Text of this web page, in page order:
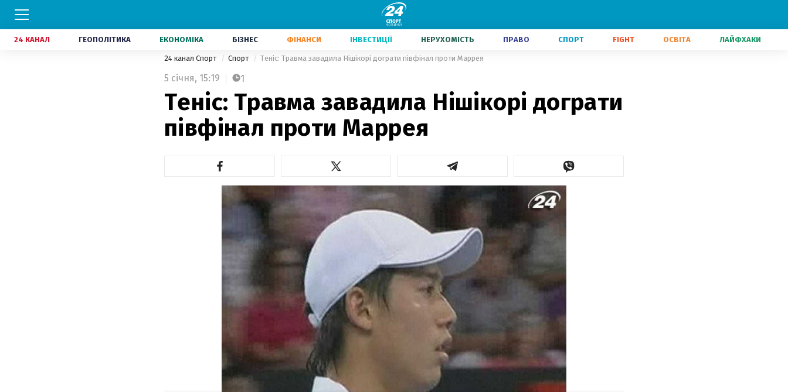
24 КАНАЛ ГЕОПОЛІТИКА ЕКОНОМІКА БІЗНЕС ФІНАНСИ ІНВЕСТИЦІЇ НЕРУХОМІСТЬ ПРАВО СПОРТ FIGHT ОСВІТА ЛАЙФХАКИ
24 канал Спорт Спорт Теніс: Травма завадила Нішікорі дограти півфінал проти Маррея
5 січня, 15:19 1
Теніс: Травма завадила Нішікорі дограти
півфінал проти Маррея